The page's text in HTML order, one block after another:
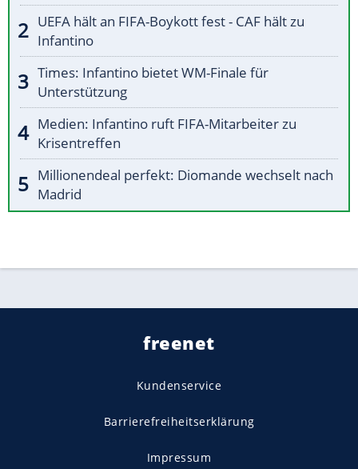
UEFA hält an FIFA-Boykott fest - CAF hält zu
Infantino
Times: Infantino bietet WM-Finale für
Unterstützung
Medien: Infantino ruft FIFA-Mitarbeiter zu
Krisentreffen
Millionendeal perfekt: Diomande wechselt nach
Madrid
freenet
Kundenservice
Barrierefreiheitserklärung
Impressum